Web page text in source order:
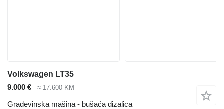
Volkswagen LT35
9.000 €
≈ 17.600 KM
Građevinska mašina - bušaća dizalica